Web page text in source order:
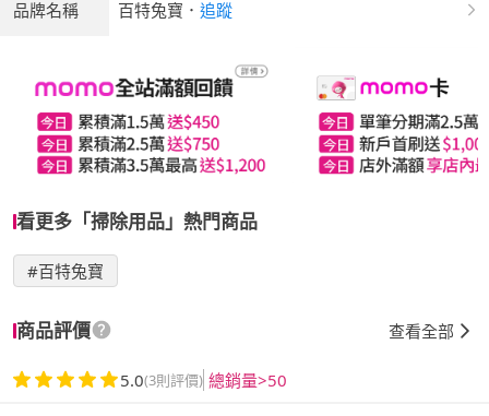
品牌名稱 百特兔寶 ． 追蹤
看更多「掃除用品」熱門商品
#百特兔寶
商品評價 查看全部
5.0(3則評價) 總銷量>50